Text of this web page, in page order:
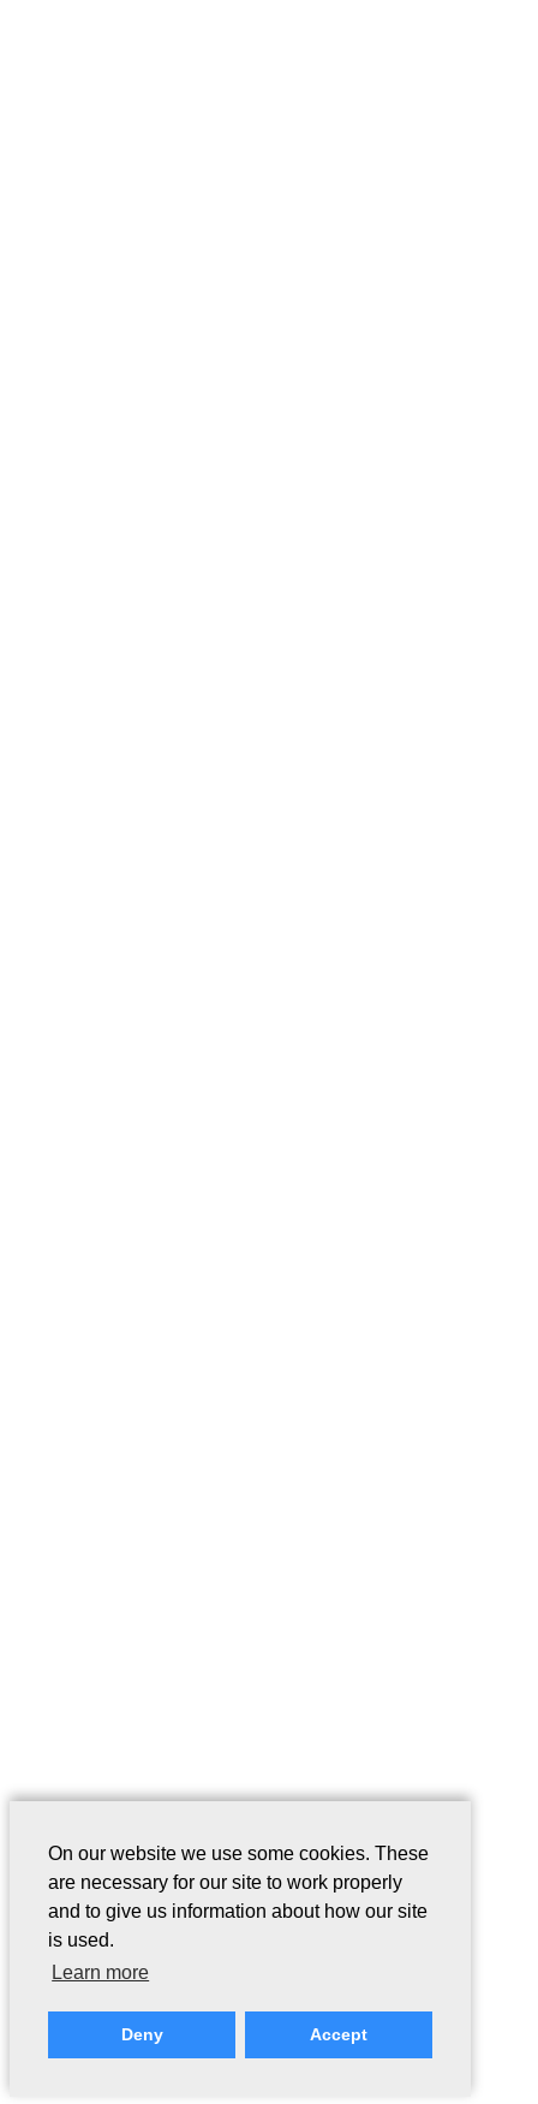
On our website we use some cookies. These
are necessary for our site to work properly
and to give us information about how our site
is used.
Learn more
Deny Accept